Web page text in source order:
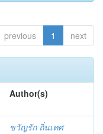
previous 1 next
Author(s)
ขวัญรัก ถิ่นเทศ